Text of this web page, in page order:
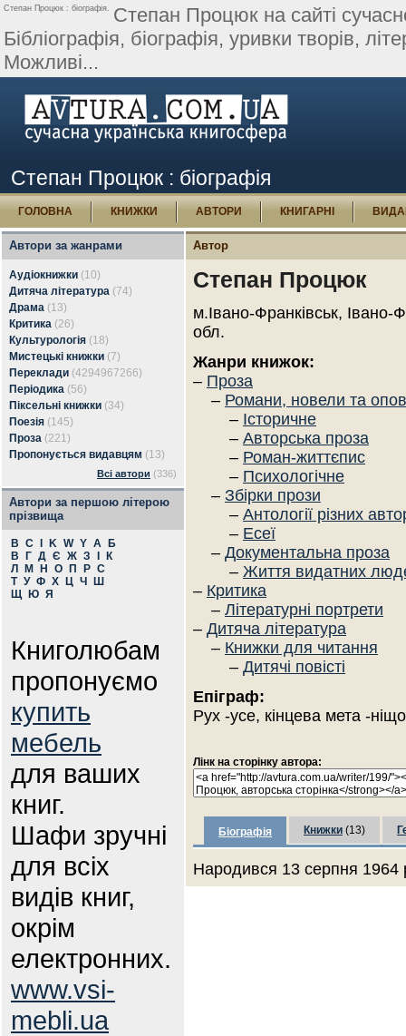
Степан Процюк : біографія. Степан Процюк на сайті
Бібліографія, біографія, уривки творів,
Можливі...
Степан Процюк : біографія
ГОЛОВНА КНИЖКИ АВТОРИ КНИГАРНІ
Автори за жанрами
Аудіокнижки (10)
Дитяча література (74)
Драма (13)
Критика (26)
Культурологія (18)
Мистецькі книжки (7)
Переклади (4294967266)
Періодика (56)
Піксельні книжки (34)
Поезія (145)
Проза (221)
Пропонується видавцям (13)
Всі автори (336)
Автори за першою літерою
прізвища
B C K W Y А
Б
В
Г Д Є Ж З
К
Л
М Н О П Р С
Т У Ф Х Ц Ч
Ш
Щ
Ю Я
Книголюбам
пропонуємо
купить
мебель
для ваших
книг.
Шафи зручні
для всіх
видів книг,
окрім
електронних.
www.vsi-
mebli.ua
Автор
Степан Процюк
м.Івано-Франківськ, Івано-
обл.
Жанри книжок:
– Проза
– Романи, новели та
– Історичне
– Авторська проза
– Роман-життєпис
– Психологічне
– Збірки прози
– Антології різних
– Есеї
– Документальна проза
– Життя видатних
– Критика
– Літературні портрети
– Дитяча література
– Книжки для читання
– Дитячі повісті
Епіграф:
Рух -усе, кінцева мета -ніщо
Лінк на сторінку автора:
Біографія Книжки (13)
Народився 13 серпня 1964